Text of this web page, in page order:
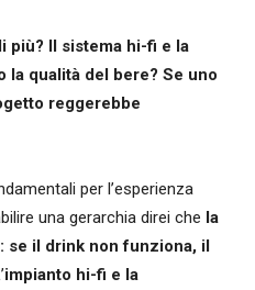
più? Il sistema hi-fi e la
la qualità del bere? Se uno
reggerebbe
per l’esperienza
una gerarchia direi che la
se il drink non funziona, il
impianto hi-fi e la